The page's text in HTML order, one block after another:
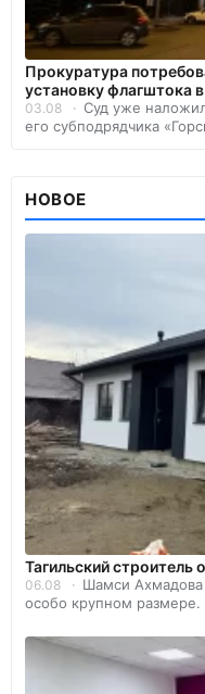
Прокуратура
установку флагштока в
03.08
Суд уже наложил
его субподрядчика
НОВОЕ
Тагильский строитель
06.08
Шамси
особо крупном размере.